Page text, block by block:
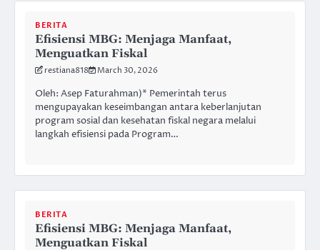
BERITA
Efisiensi MBG: Menjaga Manfaat,
Menguatkan Fiskal
restiana818 March 30, 2026
Oleh: Asep Faturahman)* Pemerintah terus
mengupayakan keseimbangan antara keberlanjutan
program sosial dan kesehatan fiskal negara melalui
langkah efisiensi pada Program…
BERITA
Efisiensi MBG: Menjaga Manfaat,
Menguatkan Fiskal